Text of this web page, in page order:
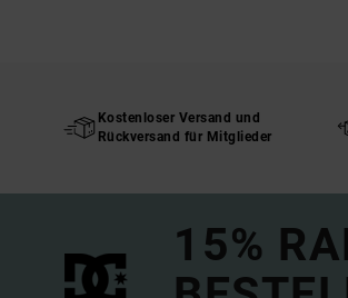
Kostenloser Versand und
Rückversand für Mitglieder
15%